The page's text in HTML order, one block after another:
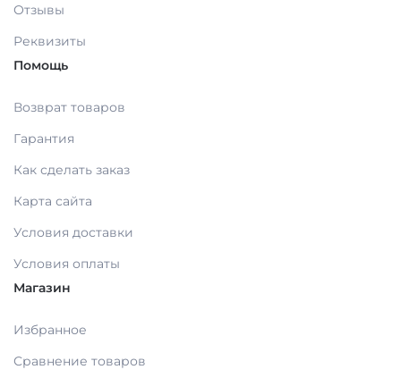
ШЛИФОВАНИЯ РЕСТАВРАЦИЙ
ПОДКЛАДОЧНЫЕ МАТЕРИАЛЫ
МАТЕРИАЛЫ ДЛЯ ЭНДОДОНТИЧЕСКОГО
МАТЕРИАЛЫ ДЛЯ ФИКСАЦИИ НЕ ПРЯМЫХ
РЕСТАВРАЦИЙ
МАТЕРИАЛЫ / ПРИНАДЛЕЖНОСТИ ДЛЯ
МАТЕРИАЛЫ И ПРИНАДЛЕЖНОСТИ ДЛЯ
CAD/CAM
ПЕСКОСТРУЙНОЕ ОБОРУДОВАНИЕ
ОБОРУДОВАНИЕ ЗУБОТЕХНИЧЕСКОЕ
Отзывы
Реквизиты
Помощь
Возврат товаров
Гарантия
Как сделать заказ
Карта сайта
Условия доставки
Условия оплаты
Магазин
Избранное
Сравнение товаров